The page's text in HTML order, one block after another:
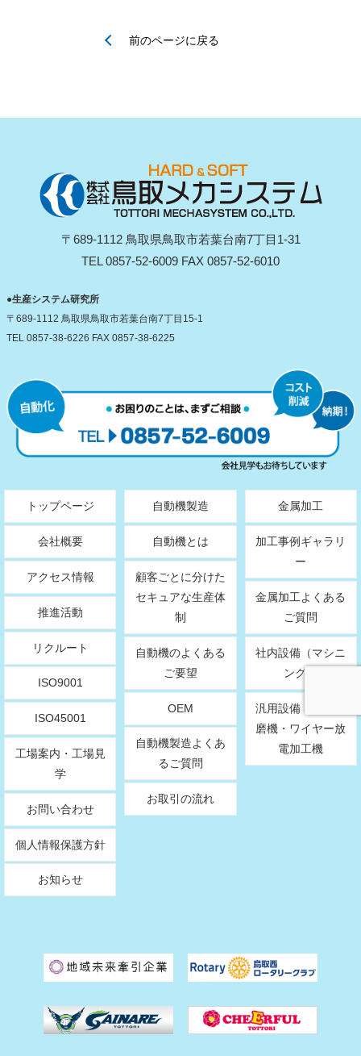
前のページに戻る
〒689-1112 鳥取県鳥取市若葉台南7丁目1-31
TEL 0857-52-6009 FAX 0857-52-6010
●生産システム研究所
〒689-1112 鳥取県鳥取市若葉台南7丁目15-1
TEL 0857-38-6226 FAX 0857-38-6225
トップページ
会社概要
アクセス情報
推進活動
リクルート
ISO9001
ISO45001
工場案内・工場見
学
お問い合わせ
個人情報保護方針
お知らせ
自動機製造
自動機とは
顧客ごとに分けた
セキュアな生産体
制
自動機のよくある
ご要望
OEM
自動機製造よくあ
るご質問
お取引の流れ
金属加工
加工事例ギャラリ
ー
金属加工よくある
ご質問
社内設備（マシニ
ング）
汎用設備・精密研
磨機・ワイヤー放
電加工機